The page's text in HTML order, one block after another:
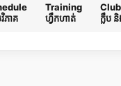
ភាគ
Training
ហ្វឹកហាត់
ក្លឹប